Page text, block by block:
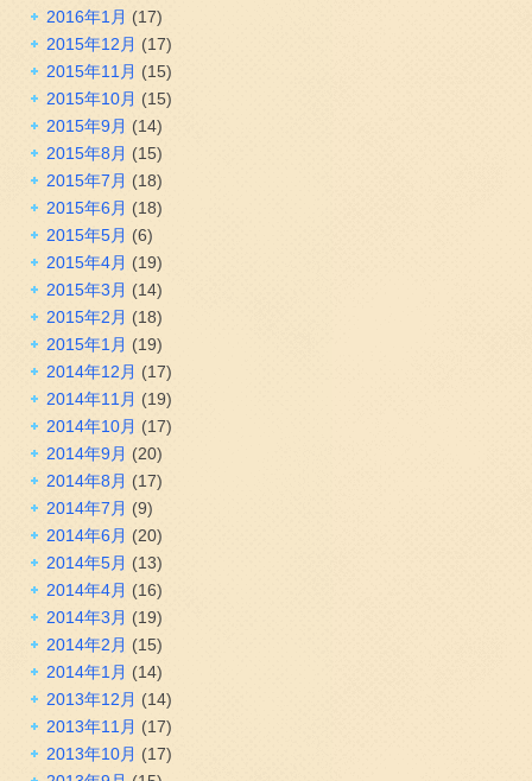
2016年1月 (17)
2015年12月 (17)
2015年11月 (15)
2015年10月 (15)
2015年9月 (14)
2015年8月 (15)
2015年7月 (18)
2015年6月 (18)
2015年5月 (6)
2015年4月 (19)
2015年3月 (14)
2015年2月 (18)
2015年1月 (19)
2014年12月 (17)
2014年11月 (19)
2014年10月 (17)
2014年9月 (20)
2014年8月 (17)
2014年7月 (9)
2014年6月 (20)
2014年5月 (13)
2014年4月 (16)
2014年3月 (19)
2014年2月 (15)
2014年1月 (14)
2013年12月 (14)
2013年11月 (17)
2013年10月 (17)